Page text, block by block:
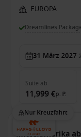
EUROPA
Dreamlines
31 März 2027
Suite ab
11,999 €p. P.
Nur Kreuzfahrt
Mittelamerika ab